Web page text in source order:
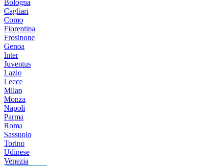
Bologna
Cagliari
Como
Fiorentina
Frosinone
Genoa
Inter
Juventus
Lazio
Lecce
Milan
Monza
Napoli
Parma
Roma
Sassuolo
Torino
Udinese
Venezia